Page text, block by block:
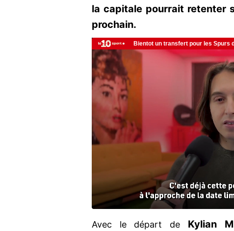
la capitale pourrait retenter
prochain.
Avec le départ de Kylian